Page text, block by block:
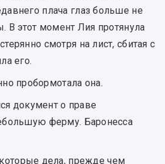
плача глаз больше не
В этот момент Лия протянула
смотря на лист, сбитая с
его.
пробормотала она.
документ о праве
ферму. Баронесса
дела, прежде чем